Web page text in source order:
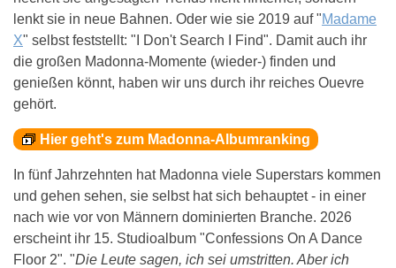
lenkt sie in neue Bahnen. Oder wie sie 2019 auf "Madame
X" selbst feststellt: "I Don't Search I Find". Damit auch ihr
die großen Madonna-Momente (wieder-) finden und
genießen könnt, haben wir uns durch ihr reiches Ouevre
gehört.
Hier geht's zum Madonna-Albumranking
In fünf Jahrzehnten hat Madonna viele Superstars kommen
und gehen sehen, sie selbst hat sich behauptet - in einer
nach wie vor von Männern dominierten Branche. 2026
erscheint ihr 15. Studioalbum "Confessions On A Dance
Floor 2". "Die Leute sagen, ich sei umstritten. Aber ich